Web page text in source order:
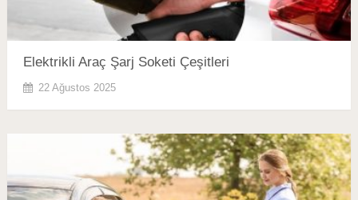
Elektrikli Araç Şarj Soketi Çeşitleri
22 Ağustos 2025